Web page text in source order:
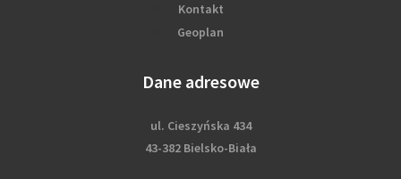
Kontakt
Geoplan
Dane adresowe
ul. Cieszyńska 434
43-382 Bielsko-Biała